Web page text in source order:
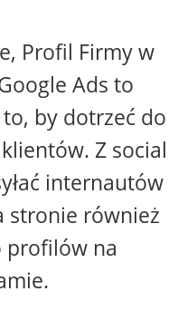
Profil Firmy w
Ads to
by dotrzeć do
Z social
internautów
stronie również
profilów na